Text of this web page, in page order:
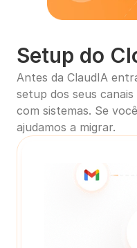
Setup do
Antes da ClaudIA
setup dos seus
com sistemas. Se
ajudamos a migrar.